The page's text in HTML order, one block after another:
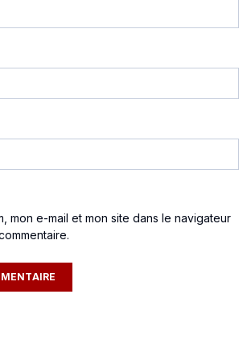
mon e-mail et mon site dans le navigateur